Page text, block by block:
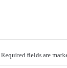
Required fields are